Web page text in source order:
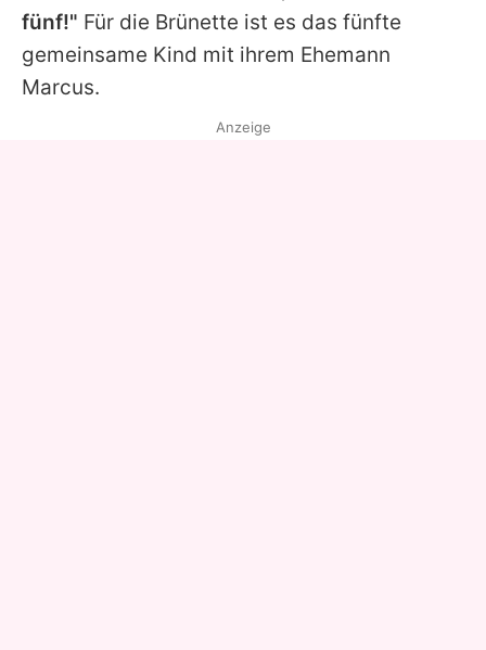
fünf!" Für die Brünette ist es das fünfte
gemeinsame Kind mit ihrem Ehemann
Marcus.
Anzeige